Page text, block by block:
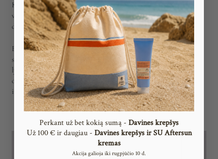
Kitas naujos šeimos narys yra „ELEVATING Clay“- tai giliai
valanti molio pudra. Ji tinka (taip pat) riebiai galvos odai, ji
derinama kartu su įvairiais „Naturaltech“ linijos šampūnais.
ELEVATING linija jums suteiks ir raminančių pojūčių. Tiesą
sakant, du kiti produktai leidžia pajusti malonumą,
lyg
būtumėte SPA centre, bet „Davines“ salone - turime
omenyje masažinį aliejų ir purškiamą kvapą, kurie atpalaiduos
ir suteiks ramybės pojūtį.
Perkant už bet kokią sumą - Davines krepšys
Už 100 € ir daugiau - Davines krepšys ir SU Aftersun
kremas
Akcija galioja iki rugpjūčio 10 d.